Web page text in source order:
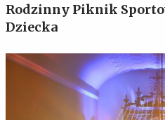
Rodzinny Piknik
Dziecka